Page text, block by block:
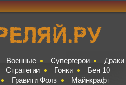
Военные Супергерои
Драки
Стратегии Гонки
Бен 10
Гравити Фолз
Майнкрафт